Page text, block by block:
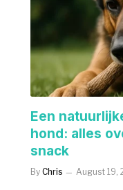
Een
hond: alles
snack
By Chris August 19,